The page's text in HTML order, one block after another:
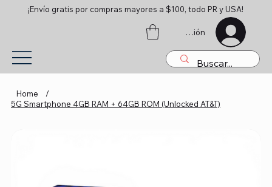
¡Envío gratis por compras mayores a $100, todo PR y USA!
Iniciar sesión
Home
/
5G Smartphone 4GB RAM + 64GB ROM (Unlocked AT&T)